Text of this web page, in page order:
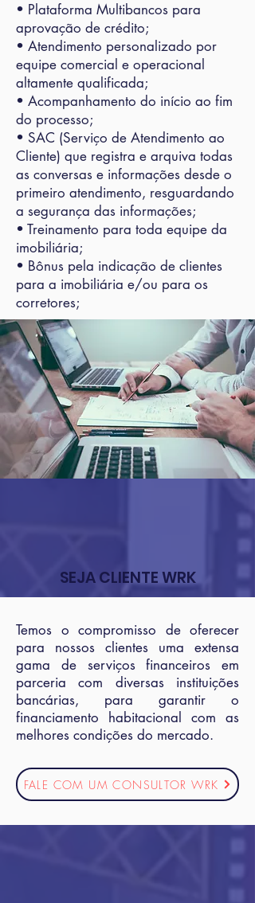
• Plataforma Multibancos para
aprovação de crédito;
• Atendimento personalizado por
equipe comercial e operacional
altamente qualificada;
• Acompanhamento do início ao fim
do processo;
• SAC (Serviço de Atendimento ao
Cliente) que registra e arquiva todas
as conversas e informações desde o
primeiro atendimento, resguardando
a segurança das informações;
• Treinamento para toda equipe da
imobiliária;
• Bônus pela indicação de clientes
para a imobiliária e/ou para os
corretores;
SEJA CLIENTE WRK
Temos o compromisso de oferecer
para nossos clientes uma extensa
gama de serviços financeiros em
parceria com diversas instituições
bancárias, para garantir o
financiamento habitacional com as
melhores condições do mercado.
FALE COM UM CONSULTOR WRK